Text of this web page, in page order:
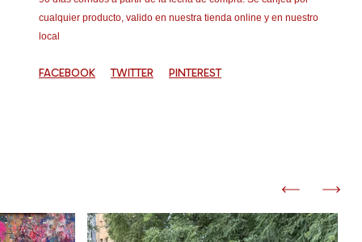
cualquier producto, valido en nuestra tienda online y en nuestro
local
FACEBOOK TWITTER PINTEREST